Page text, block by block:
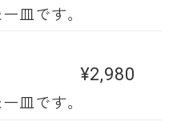
皿です。
¥2,980
皿です。